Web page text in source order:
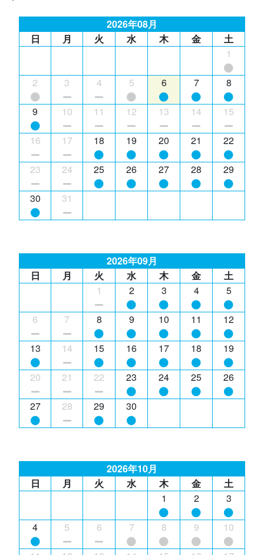
2026年08月
日
月 火 水 木 金
土
1
2 3 4 5 6 7 8
9 10 11 12 13 14 15
16 17 18 19 20 21 22
23 24 25 26 27 28 29
30 31
2026年09月
日
月 火 水 木 金
土
1
2 3 4 5
6 7 8 9 10 11 12
13 14 15 16 17 18 19
20 21 22 23 24 25 26
27 28 29 30
2026年10月
日
月 火 水 木 金
土
1
2 3
4 5 6 7 8 9 10